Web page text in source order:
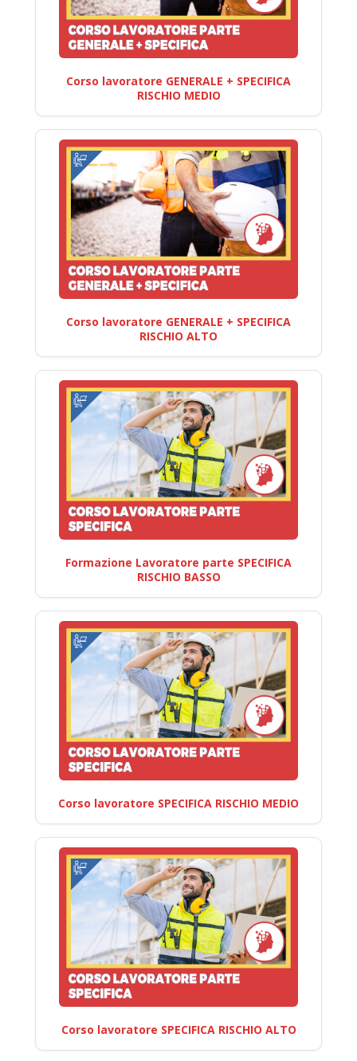
Corso lavoratore GENERALE + SPECIFICA
RISCHIO MEDIO
Corso lavoratore GENERALE + SPECIFICA
RISCHIO ALTO
Formazione Lavoratore parte SPECIFICA
RISCHIO BASSO
Corso lavoratore SPECIFICA RISCHIO MEDIO
Corso lavoratore SPECIFICA RISCHIO ALTO